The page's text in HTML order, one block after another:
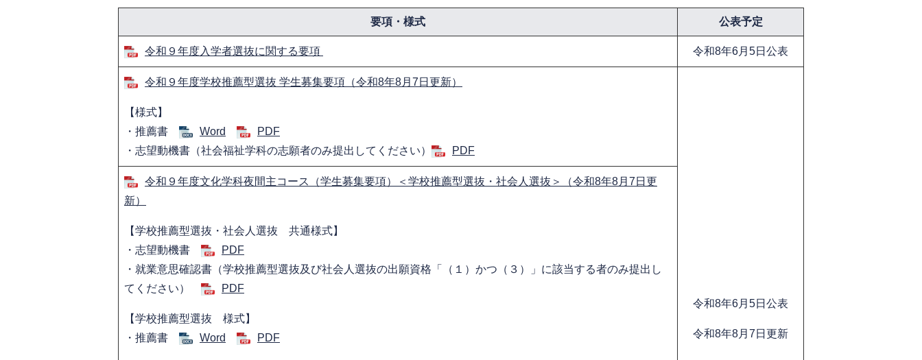
要項・様式 公表予定
令和９年度入学者選抜に関する要項 令和8年6月5日公表
令和９年度学校推薦型選抜 学生募集要項（令和8年8月7日更新）
【様式】
・推薦書
Word
PDF
・志望動機書（社会福祉学科の志願者のみ提出してください）
PDF
令和8年6月5日公表
令和8年8月7日更新
令和９年度文化学科夜間主コース（学生募集要項）＜学校推薦型選抜・社会人選抜＞（令和8年8月7日更
新）
【学校推薦型選抜・社会人選抜 共通様式】
・志望動機書
PDF
・就業意思確認書（学校推薦型選抜及び社会人選抜の出願資格「（１）かつ（３）」に該当する者のみ提出し
てください）
PDF
【学校推薦型選抜 様式】
・推薦書
Word PDF